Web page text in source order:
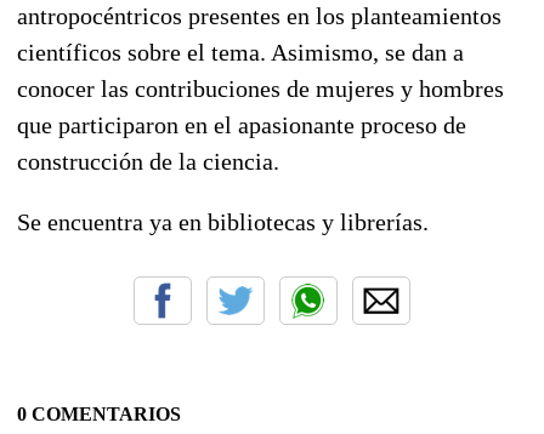
antropocéntricos presentes en los planteamientos
científicos sobre el tema. Asimismo, se dan a
conocer las contribuciones de mujeres y hombres
que participaron en el apasionante proceso de
construcción de la ciencia.
Se encuentra ya en bibliotecas y librerías.
0 COMENTARIOS